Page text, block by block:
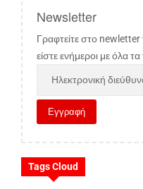
Newsletter
Γραφτείτε στο
είστε ενήμεροι με όλα
Tags Cloud